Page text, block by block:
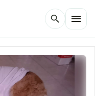
search menu